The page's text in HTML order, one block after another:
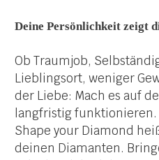
Deine Persönlichkeit zeigt
Ob Traumjob,
Lieblingsort, weniger
der Liebe: Mach es auf
langfristig funktionieren.
Shape your Diamond
deinen Diamanten.